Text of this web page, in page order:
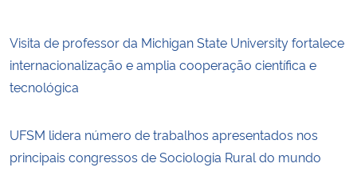
Visita de professor da Michigan State University fortalece
internacionalização e amplia cooperação científica e
tecnológica
UFSM lidera número de trabalhos apresentados nos
principais congressos de Sociologia Rural do mundo